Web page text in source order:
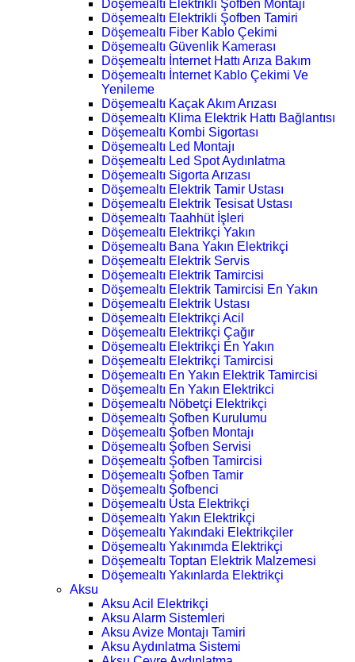
Döşemealtı Elektrikli Şofben Montajı
Döşemealtı Elektrikli Şofben Tamiri
Döşemealtı Fiber Kablo Çekimi
Döşemealtı Güvenlik Kamerası
Döşemealtı İnternet Hattı Arıza Bakım
Döşemealtı İnternet Kablo Çekimi Ve
Yenileme
Döşemealtı Kaçak Akım Arızası
Döşemealtı Klima Elektrik Hattı Bağlantısı
Döşemealtı Kombi Sigortası
Döşemealtı Led Montajı
Döşemealtı Led Spot Aydınlatma
Döşemealtı Sigorta Arızası
Döşemealtı Elektrik Tamir Ustası
Döşemealtı Elektrik Tesisat Ustası
Döşemealtı Taahhüt İşleri
Döşemealtı Elektrikçi Yakın
Döşemealtı Bana Yakın Elektrikçi
Döşemealtı Elektrik Servis
Döşemealtı Elektrik Tamircisi
Döşemealtı Elektrik Tamircisi En Yakın
Döşemealtı Elektrik Ustası
Döşemealtı Elektrikçi Acil
Döşemealtı Elektrikçi Çağır
Döşemealtı Elektrikçi En Yakın
Döşemealtı Elektrikçi Tamircisi
Döşemealtı En Yakın Elektrik Tamircisi
Döşemealtı En Yakın Elektrikci
Döşemealtı Nöbetçi Elektrikçi
Döşemealtı Şofben Kurulumu
Döşemealtı Şofben Montajı
Döşemealtı Şofben Servisi
Döşemealtı Şofben Tamircisi
Döşemealtı Şofben Tamir
Döşemealtı Şofbenci
Döşemealtı Usta Elektrikçi
Döşemealtı Yakın Elektrikçi
Döşemealtı Yakındaki Elektrikçiler
Döşemealtı Yakınımda Elektrikçi
Döşemealtı Toptan Elektrik Malzemesi
Döşemealtı Yakınlarda Elektrikçi
Aksu
Aksu Acil Elektrikçi
Aksu Alarm Sistemleri
Aksu Avize Montajı Tamiri
Aksu Aydınlatma Sistemi